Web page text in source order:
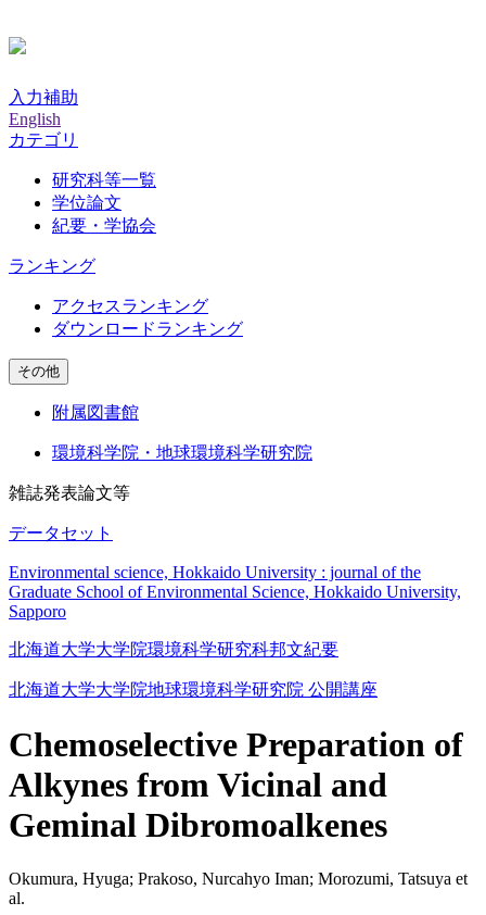
入力補助
English
カテゴリ
研究科等一覧
学位論文
紀要・学協会
ランキング
アクセスランキング
ダウンロードランキング
その他
附属図書館
環境科学院・地球環境科学研究院
雑誌発表論文等
データセット
Environmental science, Hokkaido University : journal of the
Graduate School of Environmental Science, Hokkaido University,
Sapporo
北海道大学大学院環境科学研究科邦文紀要
北海道大学大学院地球環境科学研究院 公開講座
Chemoselective Preparation of
Alkynes from Vicinal and
Geminal Dibromoalkenes
Okumura, Hyuga; Prakoso, Nurcahyo Iman; Morozumi, Tatsuya et
al.